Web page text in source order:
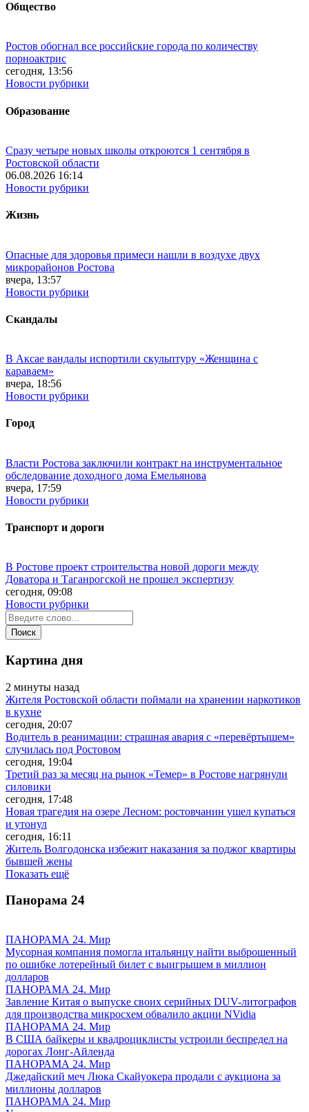
Общество
Ростов обогнал все российские города по количеству
порноактрис
сегодня, 13:56
Новости рубрики
Образование
Сразу четыре новых школы откроются 1 сентября в
Ростовской области
06.08.2026 16:14
Новости рубрики
Жизнь
Опасные для здоровья примеси нашли в воздухе двух
микрорайонов Ростова
вчера, 13:57
Новости рубрики
Скандалы
В Аксае вандалы испортили скульптуру «Женщина с
караваем»
вчера, 18:56
Новости рубрики
Город
Власти Ростова заключили контракт на инструментальное
обследование доходного дома Емельянова
вчера, 17:59
Новости рубрики
Транспорт и дороги
В Ростове проект строительства новой дороги между
Доватора и Таганрогской не прошел экспертизу
сегодня, 09:08
Новости рубрики
Картина дня
2 минуты назад
Жителя Ростовской области поймали на хранении наркотиков
в кухне
сегодня, 20:07
Водитель в реанимации: страшная авария с «перевёртышем»
случилась под Ростовом
сегодня, 19:04
Третий раз за месяц на рынок «Темер» в Ростове нагрянули
силовики
сегодня, 17:48
Новая трагедия на озере Лесном: ростовчанин ушел купаться
и утонул
сегодня, 16:11
Житель Волгодонска избежит наказания за поджог квартиры
бывшей жены
Показать ещё
Панорама 24
ПАНОРАМА 24. Мир
Мусорная компания помогла итальянцу найти выброшенный
по ошибке лотерейный билет с выигрышем в миллион
долларов
ПАНОРАМА 24. Мир
Завление Китая о выпуске своих серийных DUV-литографов
для производства микросхем обвалило акции NVidia
ПАНОРАМА 24. Мир
В США байкеры и квадроциклисты устроили беспредел на
дорогах Лонг-Айленда
ПАНОРАМА 24. Мир
Джедайский меч Люка Скайуокера продали с аукциона за
миллионы долларов
ПАНОРАМА 24. Мир